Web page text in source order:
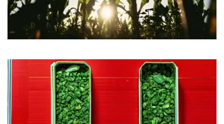
Функциональные продукты с
CBD
Красота и гигиена
CBD для животных
Магазины